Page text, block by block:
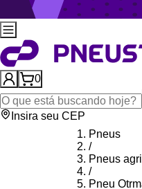
0
Insira seu CEP
Pneus
/
Pneus
/
Pneu